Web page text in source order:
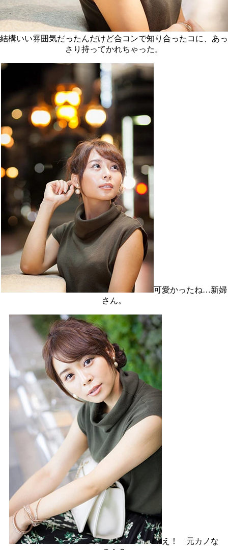
結構いい雰囲気だったんだけど合コンで知り合ったコに、あっ
さり持ってかれちゃった。
可愛かったね…新婦
さん。
え！ 元カノな